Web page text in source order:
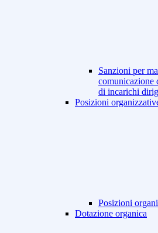
Sanzioni per
comunicazione
di incarichi
Posizioni
Posizioni
Dotazione organica